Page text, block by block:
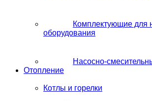
Комплектующие для
оборудования
Насосно-
Отопление
Котлы и горелки